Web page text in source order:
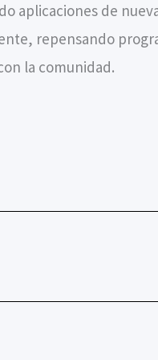
de
repensando
la comunidad.